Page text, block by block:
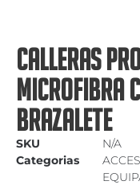
CALLERAS
MICROFIBRA
BRAZALETE
SKU
N/A
Categorias